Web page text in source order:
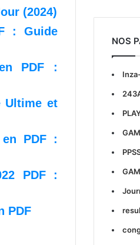
(2024)
: Guide
PDF :
Ultime et
PDF :
PDF :
PDF
NOS